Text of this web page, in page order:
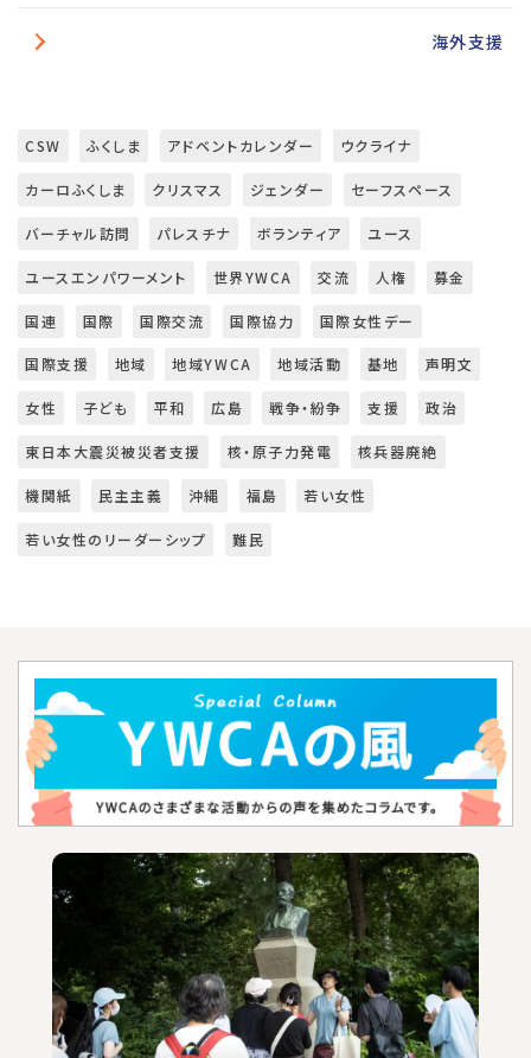
海外支援
CSW ふくしま アドベントカレンダー ウクライナ
カーロふくしま クリスマス ジェンダー セーフスペース
バーチャル訪問 パレスチナ ボランティア ユース
ユースエンパワーメント 世界YWCA 交流 人権 募金
国連 国際 国際交流 国際協力 国際女性デー
国際支援 地域 地域YWCA 地域活動 基地 声明文
女性 子ども 平和 広島 戦争・紛争 支援 政治
東日本大震災被災者支援 核・原子力発電 核兵器廃絶
機関紙 民主主義 沖縄 福島 若い女性
若い女性のリーダーシップ 難民